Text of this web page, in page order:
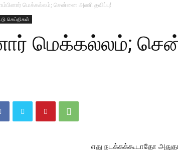
மெக்கல்லம்; சென்னை அணி தவிப்பு!
செய்திகள்
மெக்கல்லம்;
எது நடக்கக்கூடாதோ